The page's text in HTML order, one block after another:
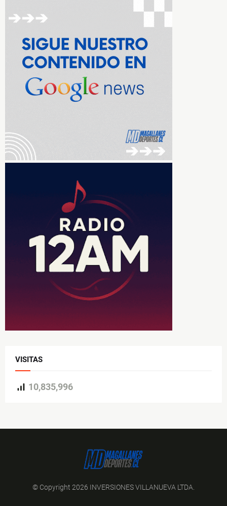
VISITAS
10,835,996
© Copyright 2026 INVERSIONES VILLANUEVA LTDA.